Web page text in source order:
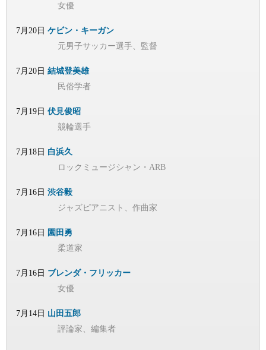
女優
7月20日 ケビン・キーガン
元男子サッカー選手、監督
7月20日 結城登美雄
民俗学者
7月19日 伏見俊昭
競輪選手
7月18日 白浜久
ロックミュージシャン・ARB
7月16日 渋谷毅
ジャズピアニスト、作曲家
7月16日 園田勇
柔道家
7月16日 ブレンダ・フリッカー
女優
7月14日 山田五郎
評論家、編集者